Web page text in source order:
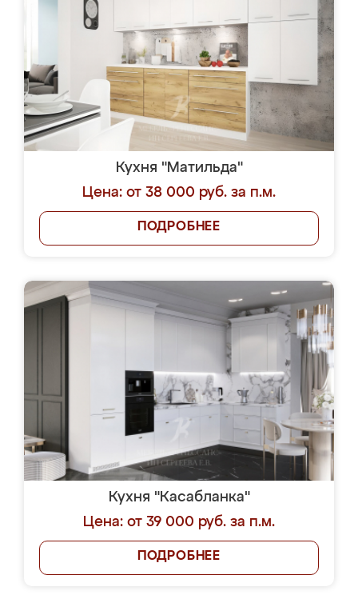
Кухня "Матильда"
Цена: от 38 000 руб. за п.м.
ПОДРОБНЕЕ
Кухня "Касабланка"
Цена: от 39 000 руб. за п.м.
ПОДРОБНЕЕ